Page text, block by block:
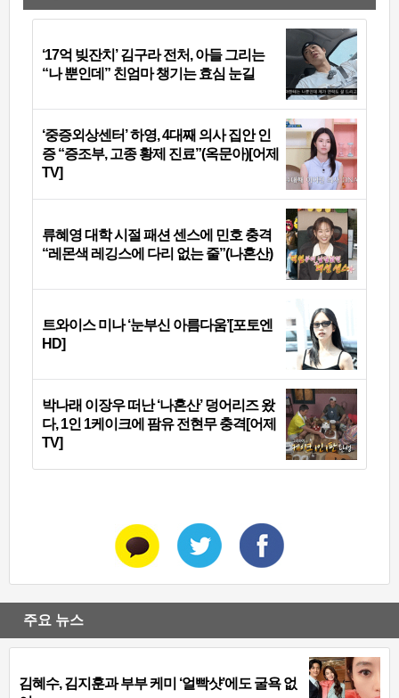
‘17억 빚잔치’ 김구라 전처, 아들 그리는
“나 뿐인데” 친엄마 챙기는 효심 눈길
‘중증외상센터’ 하영, 4대째 의사 집안 인
증 “증조부, 고종 황제 진료”(옥문아)[어제
TV]
류혜영 대학 시절 패션 센스에 민호 충격
“레몬색 레깅스에 다리 없는 줄”(나혼산)
트와이스 미나 ‘눈부신 아름다움’[포토엔
HD]
박나래 이장우 떠난 ‘나혼산’ 덩어리즈 왔
다, 1인 1케이크에 팜유 전현무 충격[어제
TV]
주요 뉴스
김혜수, 김지훈과 부부 케미 ‘얼빡샷’에도 굴욕 없